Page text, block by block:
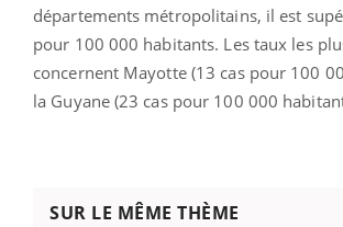
départements métropolitains, il est
pour 100 000 habitants. Les taux les
concernent Mayotte (13 cas pour 100
la Guyane (23 cas pour 100 000
SUR LE MÊME THÈME